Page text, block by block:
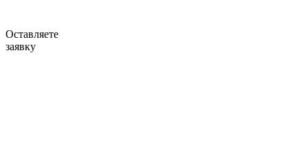
Оставляете
заявку